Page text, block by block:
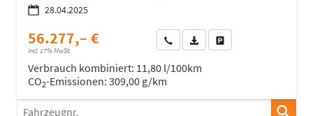
28.04.2025
56.277,– €
incl. 17% MwSt.
Wir rufen Sie anFahrzeugexposé (PDF)
Verbrauch kombiniert: 11,80 l/100km
CO2-Emissionen: 309,00 g/km
Fahrzeugnr.